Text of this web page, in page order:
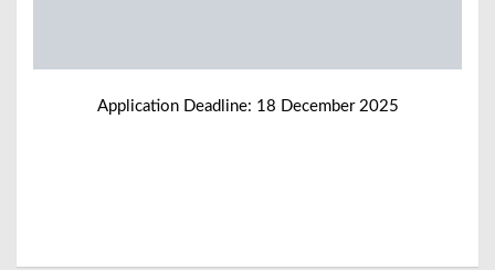
Application Deadline: 18 December 2025